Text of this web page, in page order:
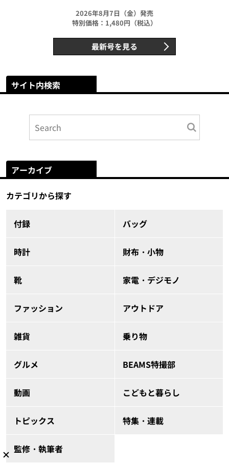
2026年8月7日（金）発売
特別価格：1,480円（税込）
最新号を見る
サイト内検索
アーカイブ
カテゴリから探す
付録 バッグ
時計 財布・小物
靴 家電・デジモノ
ファッション アウトドア
雑貨 乗り物
グルメ BEAMS特撮部
動画 こどもと暮らし
トピックス 特集・連載
監修・執筆者